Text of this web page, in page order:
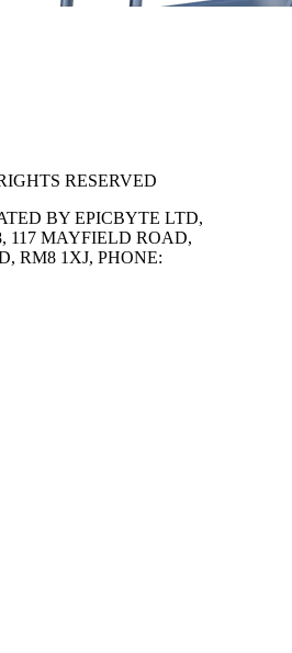
RESERVED
BY EPICBYTE LTD,
117 MAYFIELD ROAD,
RM8 1XJ, PHONE: